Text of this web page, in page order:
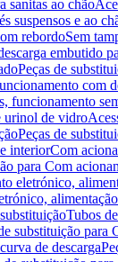
sanitas ao chão
suspensos e ao
rebordoSem
embutido
Peças de
com
funcionamento
urinol de vidro
Peças de
interiorCom
para Com
eletrónico,
Tubos
substituição para
de descarga